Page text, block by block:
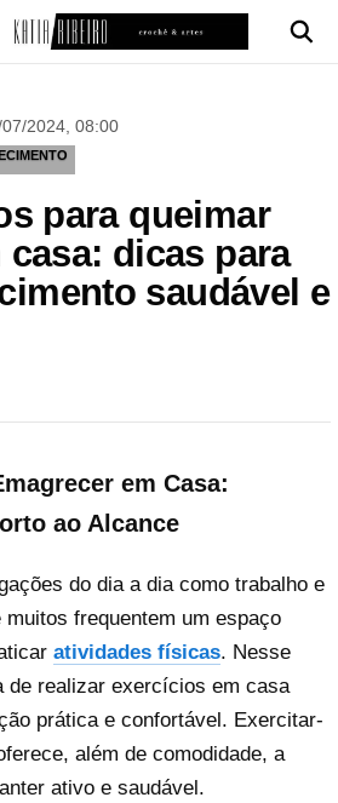
2024, 08:00
para queimar
dicas para
saudável e
em Casa:
ao Alcance
do dia a dia como trabalho e
frequentem um espaço
atividades físicas. Nesse
de realizar exercícios em casa
prática e confortável. Exercitar-
além de comodidade, a
ativo e saudável.